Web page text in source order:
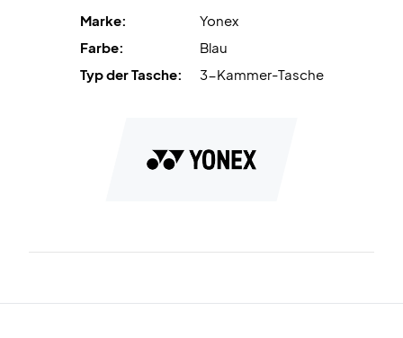
78 x 46 x 36 cm.
Kobaltblau.
Marke:
Yonex
Farbe:
Blau
Typ der Tasche:
3-Kammer-Tasche